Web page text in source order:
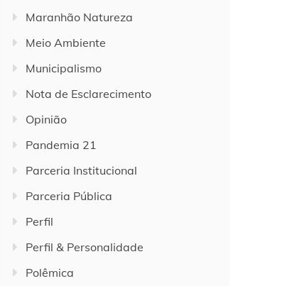
Maranhão Natureza
Meio Ambiente
Municipalismo
Nota de Esclarecimento
Opinião
Pandemia 21
Parceria Institucional
Parceria Pública
Perfil
Perfil & Personalidade
Polêmica